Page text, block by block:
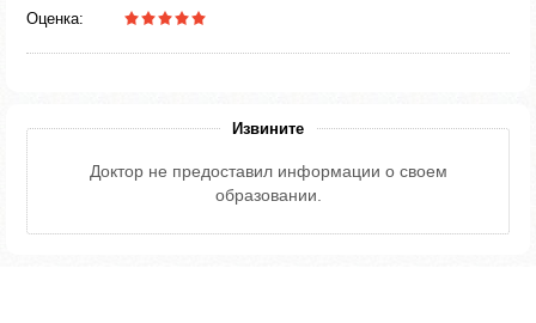
Оценка:
Извините
Доктор не предоставил информации о своем
образовании.